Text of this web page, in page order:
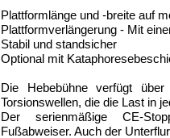
Plattformlänge und -breite auf
Plattformverlängerung - Mit
Stabil und standsicher
Optional mit
Die Hebebühne verfügt
Torsionswellen, die die Last in
Der serienmäßige CE-
Fußabweiser. Auch der